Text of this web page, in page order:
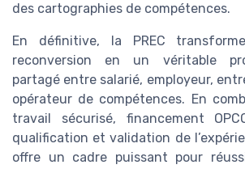
des cartographies de compétences.
En définitive, la PREC
reconversion en un véritable
partagé entre salarié, employeur,
opérateur de compétences. En
travail sécurisé, financement
qualification et validation de
offre un cadre puissant pour